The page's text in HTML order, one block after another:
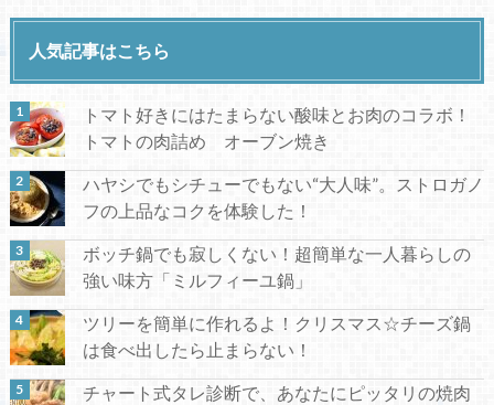
人気記事はこちら
トマト好きにはたまらない酸味とお肉のコラボ！
トマトの肉詰め オーブン焼き
ハヤシでもシチューでもない“大人味”。ストロガノ
フの上品なコクを体験した！
ボッチ鍋でも寂しくない！超簡単な一人暮らしの
強い味方「ミルフィーユ鍋」
ツリーを簡単に作れるよ！クリスマス☆チーズ鍋
は食べ出したら止まらない！
チャート式タレ診断で、あなたにピッタリの焼肉